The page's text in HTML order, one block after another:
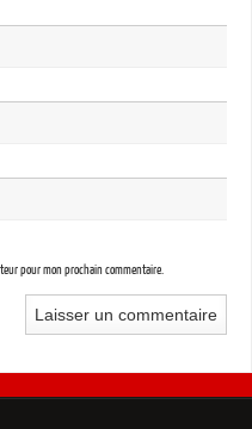
pour mon prochain commentaire.